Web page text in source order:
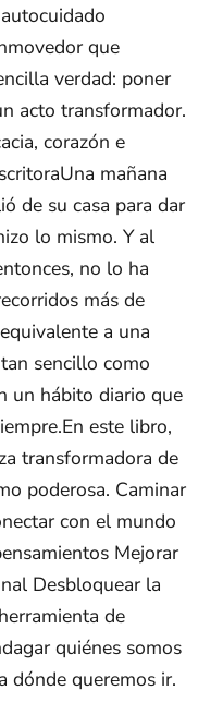
que
verdad: poner
acto transformador.
corazón e
mañana
de su casa para dar
lo mismo. Y al
no lo ha
más de
a una
sencillo como
un hábito diario que
este libro,
transformadora de
poderosa. Caminar
con el mundo
Mejorar
Desbloquear la
de
quiénes somos
dónde queremos ir.